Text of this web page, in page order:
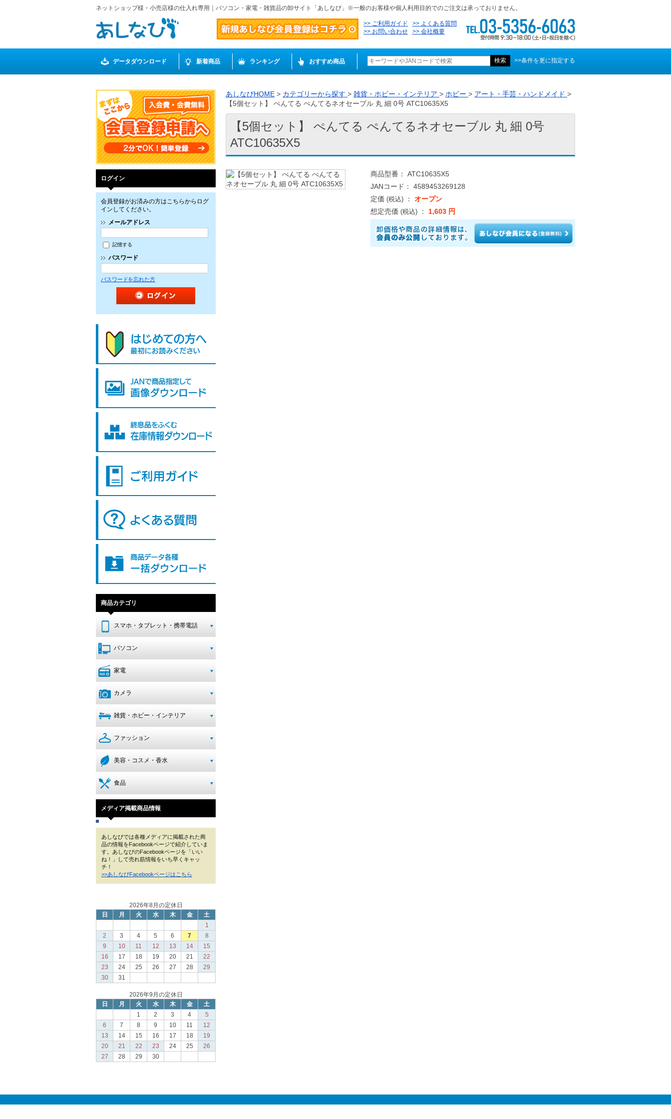
ネットショップ様・小売店様の仕入れ専用｜パソコン・家電・雑貨品の卸サイト「あしなび」※一般のお客様や個人利用目的でのご注文は承っておりません。
ご利用ガイド
よくある質問
お問い合わせ
会社概要
データダウンロード 新着商品 ランキング おすすめ商品 >>条件を更に指定する
ログイン
会員登録がお済みの方はこちらからログ
インしてください。
メールアドレス
記憶する
パスワード
パスワードを忘れた方
商品カテゴリ
スマホ・タブレット・携帯電話
パソコン
家電
カメラ
雑貨・ホビー・インテリア
ファッション
美容・コスメ・香水
食品
メディア掲載商品情報
あしなびでは各種メディアに掲載された商
品の情報をFacebookページで紹介していま
す。あしなびのFacebookページを「いい
ね！」して売れ筋情報をいち早くキャッ
チ！
>>あしなびFacebookページはこちら
2026年8月の定休日
日
月 火 水 木 金
土
1
2
3 4 5 6 7
8
9
10 11 12 13 14
15
16
17 18 19 20 21
22
23
24 25 26 27 28
29
30
31
2026年9月の定休日
日
月 火 水 木 金
土
1
2 3 4
5
6
7 8 9 10 11
12
13
14 15 16 17 18
19
20
21 22 23 24 25
26
27
28 29 30
あしなびHOME > カテゴリーから探す > 雑貨・ホビー・インテリア > ホビー > アート・手芸・ハンドメイド >
【5個セット】 ぺんてる ぺんてるネオセーブル 丸 細 0号 ATC10635X5
【5個セット】 ぺんてる ぺんてるネオセーブル 丸 細 0号
ATC10635X5
商品型番： ATC10635X5
JANコード： 4589453269128
定価 (税込) ： オープン
想定売価 (税込) ： 1,603 円